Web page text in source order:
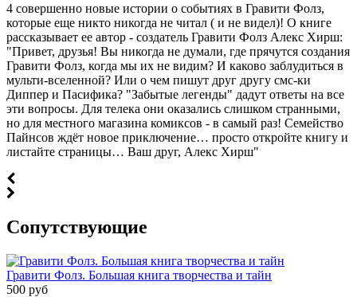
4 совершенно новые истории о событиях в Гравити Фолз,
которые еще никто никогда не читал ( и не видел)! О книге
рассказывает ее автор - создатель Гравити Фолз Алекс Хирш:
"Привет, друзья! Вы никогда не думали, где прячутся создания
Гравити Фолз, когда мы их не видим? И каково заблудиться в
мульти-вселенной? Или о чем пишут друг другу смс-ки
Диппер и Пасифика? "Забытые легенды" дадут ответы на все
эти вопросы. Для телека они оказались слишком странными,
но для местного магазина комиксов - в самый раз! Семейство
Пайнсов ждёт новое приключение… просто откройте книгу и
листайте страницы… Ваш друг, Алекс Хирш"
Cопутствующие
Гравити Фолз. Большая книга творчества и тайн
500 руб